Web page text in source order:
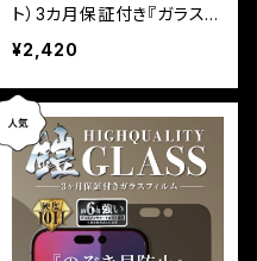
ト）3カ月保証付き『ガラスフ
ィルム鎧』平面フルカバー
¥2,420